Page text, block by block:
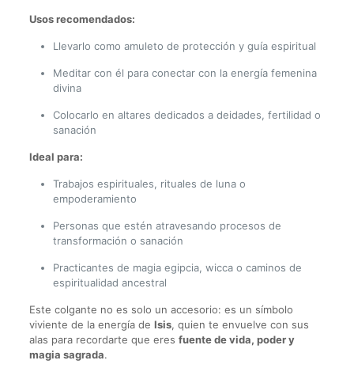
Usos recomendados:
Llevarlo como amuleto de protección y guía espiritual
Meditar con él para conectar con la energía femenina
divina
Colocarlo en altares dedicados a deidades, fertilidad o
sanación
Ideal para:
Trabajos espirituales, rituales de luna o
empoderamiento
Personas que estén atravesando procesos de
transformación o sanación
Practicantes de magia egipcia, wicca o caminos de
espiritualidad ancestral
Este colgante no es solo un accesorio: es un símbolo
viviente de la energía de Isis, quien te envuelve con sus
alas para recordarte que eres fuente de vida, poder y
magia sagrada.